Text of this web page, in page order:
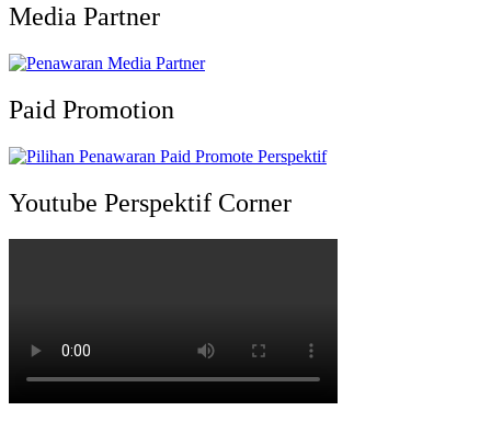
Media Partner
Paid Promotion
Youtube Perspektif Corner